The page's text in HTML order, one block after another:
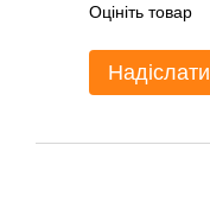
Оцініть товар
Надіслати